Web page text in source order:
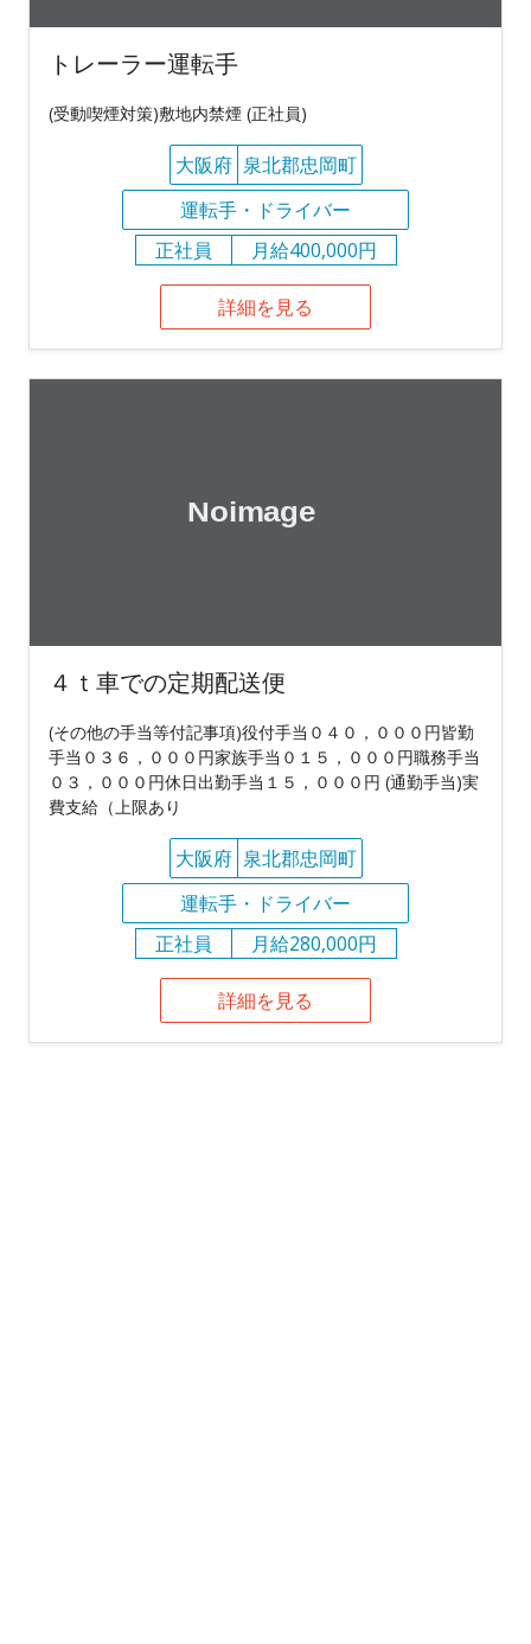
トレーラー運転手
(受動喫煙対策)敷地内禁煙 (正社員)
大阪府 泉北郡忠岡町
運転手・ドライバー
正社員
月給400,000円
詳細を見る
４ｔ車での定期配送便
(その他の手当等付記事項)役付手当０４０，０００円皆勤
手当０３６，０００円家族手当０１５，０００円職務手当
０３，０００円休日出勤手当１５，０００円 (通勤手当)実
費支給（上限あり
大阪府 泉北郡忠岡町
運転手・ドライバー
正社員
月給280,000円
詳細を見る